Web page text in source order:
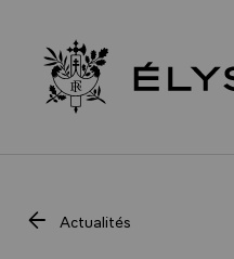
Retour à l’accueil Élysée
Actualités